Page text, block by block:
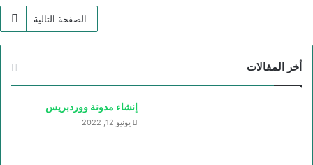
الصفحة التالية
أخر المقالات
إنشاء مدونة ووردبريس
يونيو 12, 2022